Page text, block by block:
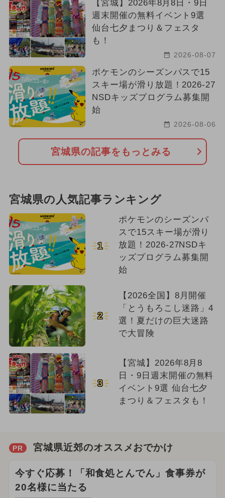
【宮城】2026年8月8日・9日
週末開催の無料イベント9選
仙台七夕まつり＆フェスタ
も！
2026-08-07
ポケモンのシーズンパスで15
スキー場が滑り放題！2026-27
NSDキッズプログラム募集開
始
2026-08-06
宮城県の記事をもっとみる
宮城県の人気記事ランキング
1
ポケモンのシーズンパ
スで15スキー場が滑り
放題！2026-27NSDキ
ッズプログラム募集開
始
2
【2026全国】8月開催
「とうもろこし迷路」4
選！夏だけの巨大迷路
で大冒険
3
【宮城】2026年8月8
日・9日週末開催の無料
イベント9選 仙台七夕
まつり＆フェスタも！
PR 宮城県近郊のオススメおでかけ
今すぐ応募！「和食処とんでん」食事券が
20名様に当たる